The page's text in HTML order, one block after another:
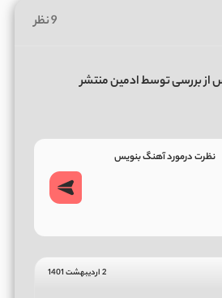
9 نظر
از بررسی توسط ادمین منتشر
2 اردیبهشت 1401